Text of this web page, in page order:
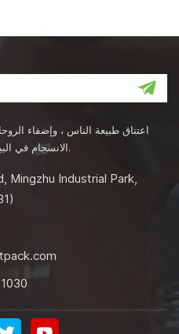
الانسجام في البيئة. وراء الاحتياجات ، نتطلع إلى الأفعال.